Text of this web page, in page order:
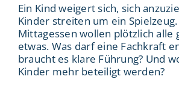
Ein Kind weigert sich, sich
Kinder streiten um ein
Mittagessen wollen plötzlich alle
etwas. Was darf eine Fachkraft
braucht es klare Führung? Und
Kinder mehr beteiligt werden?